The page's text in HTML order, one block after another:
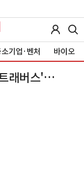
기업·벤처 바이오
래버스'…